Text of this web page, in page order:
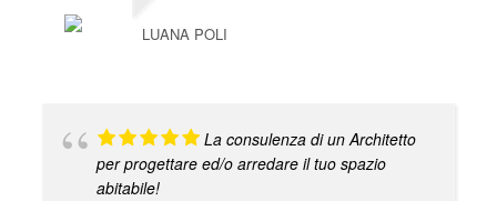
LUANA POLI
La consulenza di un Architetto
per progettare ed/o arredare il tuo spazio
abitabile!